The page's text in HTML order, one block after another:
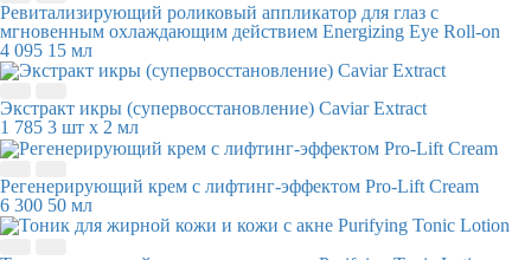
Ревитализирующий роликовый аппликатор для глаз с
мгновенным охлаждающим действием Energizing Eye Roll-on
4 095 15 мл
Экстракт икры (супервосстановление) Caviar Extract
1 785 3 шт х 2 мл
Регенерирующий крем с лифтинг-эффектом Pro-Lift Cream
6 300 50 мл